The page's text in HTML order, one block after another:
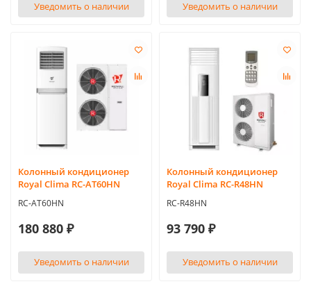
Уведомить о наличии Уведомить о наличии
Колонный кондиционер
Royal Clima RC-AT60HN
RC-AT60HN
180 880 ₽
Уведомить о наличии
Колонный кондиционер
Royal Clima RC-R48HN
RC-R48HN
93 790 ₽
Уведомить о наличии